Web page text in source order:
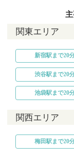
関東エリア
新宿駅まで20
渋谷駅まで20
池袋駅まで20
関西エリア
梅田駅まで20